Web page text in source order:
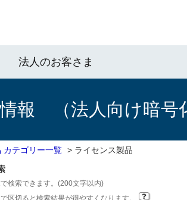
法人のお客さま
報 （法人向け暗号
カテゴリー一覧 > ライセンス製品
検索できます。(200文字以内)
区切ると検索結果が得やすくなります。